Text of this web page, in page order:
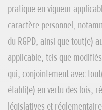
pratique en vigueur
caractère personnel,
du RGPD, ainsi que tout(e)
applicable, tels que
qui, conjointement avec
établi(e) en vertu des lois,
législatives et